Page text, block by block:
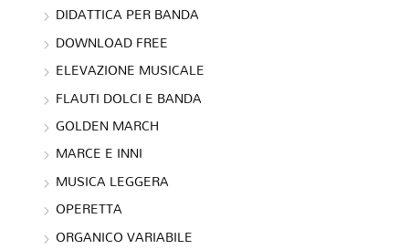
DIDATTICA PER BANDA
DOWNLOAD FREE
ELEVAZIONE MUSICALE
FLAUTI DOLCI E BANDA
GOLDEN MARCH
MARCE E INNI
MUSICA LEGGERA
OPERETTA
ORGANICO VARIABILE